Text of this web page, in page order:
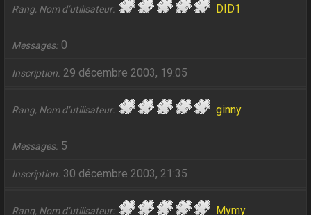
Rang, Nom d’utilisateur DID1
Messages 0
Inscription 29 décembre 2003, 19:05
Rang, Nom d’utilisateur ginny
Messages 5
Inscription 30 décembre 2003, 21:35
Rang, Nom d’utilisateur Mymy